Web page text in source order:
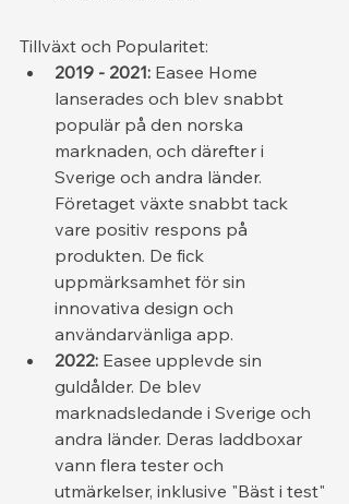
Tillväxt och Popularitet:
2019 - 2021: Easee Home
lanserades och blev snabbt
populär på den norska
marknaden, och därefter i
Sverige och andra länder.
Företaget växte snabbt tack
vare positiv respons på
produkten. De fick
uppmärksamhet för sin
innovativa design och
användarvänliga app.
2022: Easee upplevde sin
guldålder. De blev
marknadsledande i Sverige och
andra länder. Deras laddboxar
vann flera tester och
utmärkelser, inklusive "Bäst i test"